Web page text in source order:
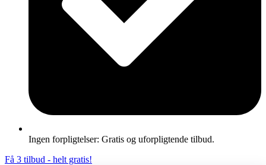
Ingen forpligtelser: Gratis og uforpligtende tilbud.
Få 3 tilbud - helt gratis!